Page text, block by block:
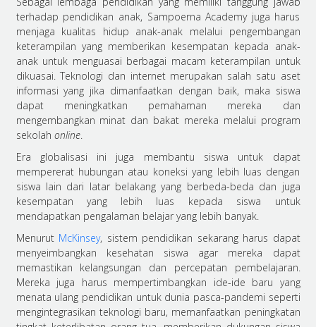
terhadap pendidikan anak, Sampoerna Academy juga harus
menjaga kualitas hidup anak-anak melalui pengembangan
keterampilan yang memberikan kesempatan kepada anak-
anak untuk menguasai berbagai macam keterampilan untuk
dikuasai. Teknologi dan internet merupakan salah satu aset
informasi yang jika dimanfaatkan dengan baik, maka siswa
dapat meningkatkan pemahaman mereka dan
mengembangkan minat dan bakat mereka melalui program
sekolah online.
Era globalisasi ini juga membantu siswa untuk dapat
mempererat hubungan atau koneksi yang lebih luas dengan
siswa lain dari latar belakang yang berbeda-beda dan juga
kesempatan yang lebih luas kepada siswa untuk
mendapatkan pengalaman belajar yang lebih banyak.
Menurut McKinsey, sistem pendidikan sekarang harus dapat
menyeimbangkan kesehatan siswa agar mereka dapat
memastikan kelangsungan dan percepatan pembelajaran.
Mereka juga harus mempertimbangkan ide-ide baru yang
menata ulang pendidikan untuk dunia pasca-pandemi seperti
mengintegrasikan teknologi baru, memanfaatkan peningkatan